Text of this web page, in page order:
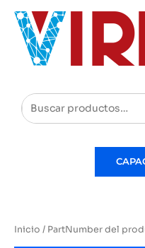
contenido
Inicio / PartNumber del